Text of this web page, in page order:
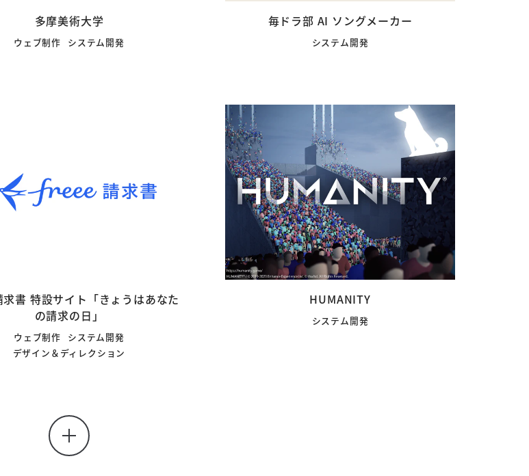
多摩美術大学
ウェブ制作 システム開発
毎ドラ部 AI ソングメーカー
システム開発
書 特設サイト「きょうはあなた
の請求の日」
ウェブ制作
システム開発
デザイン＆ディレクション
HUMANITY
システム開発